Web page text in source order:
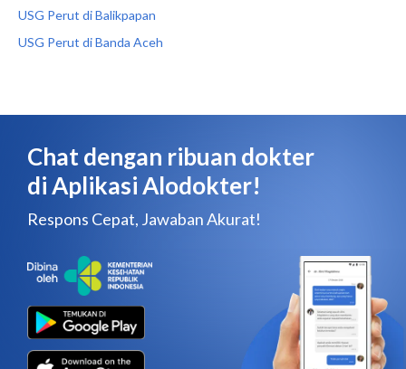
USG Perut di Balikpapan
USG Perut di Banda Aceh